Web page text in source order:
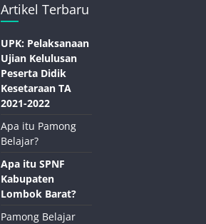
Artikel Terbaru
UPK: Pelaksanaan
Ujian Kelulusan
Peserta Didik
Kesetaraan TA
2021-2022
Apa itu Pamong
Belajar?
Apa itu SPNF
Kabupaten
Lombok Barat?
Pamong Belajar